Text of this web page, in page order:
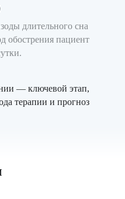
длительного сна
обострения пациент
— ключевой этап,
терапии и прогноз